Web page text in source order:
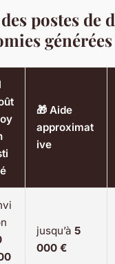
postes de
générées
🎁 Aide
approximat
ive
jusqu’à 5
000 €